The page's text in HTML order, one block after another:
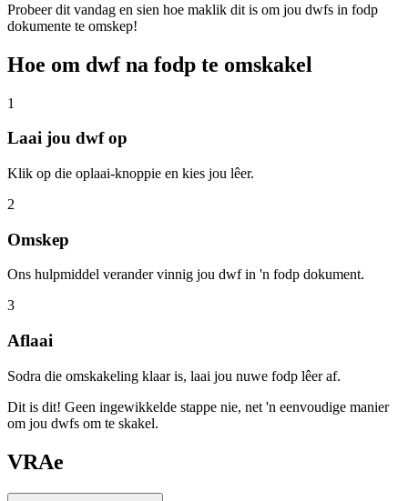
Probeer dit vandag en sien hoe maklik dit is om jou dwfs in fodp
dokumente te omskep!
Hoe om dwf na fodp te omskakel
1
Laai jou dwf op
Klik op die oplaai-knoppie en kies jou lêer.
2
Omskep
Ons hulpmiddel verander vinnig jou dwf in 'n fodp dokument.
3
Aflaai
Sodra die omskakeling klaar is, laai jou nuwe fodp lêer af.
Dit is dit! Geen ingewikkelde stappe nie, net 'n eenvoudige manier
om jou dwfs om te skakel.
VRAe